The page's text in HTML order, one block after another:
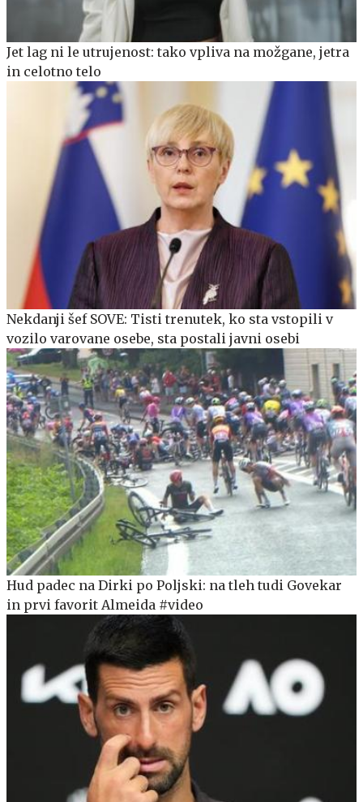
Jet lag ni le utrujenost: tako vpliva na možgane, jetra
in celotno telo
Nekdanji šef SOVE: Tisti trenutek, ko sta vstopili v
vozilo varovane osebe, sta postali javni osebi
Hud padec na Dirki po Poljski: na tleh tudi Govekar
in prvi favorit Almeida #video